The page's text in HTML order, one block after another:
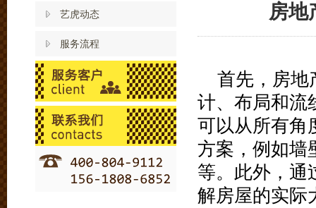
艺虎动态
服务流程
房地
首先，房地
计、布局和流
可以从所有角
方案，例如墙
等。此外，通
解房屋的实际